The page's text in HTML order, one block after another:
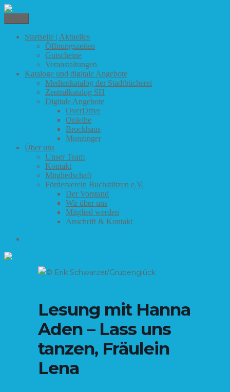
Zum
springen
Stadtbücherei Kappeln
Startseite | Aktuelles
Öffnungszeiten
Gutscheine
Veranstaltungen
Kataloge und digitale Angebote
Medienkatalog der Stadtbücherei
Zentralkatalog SH
Digitale Angebote
OverDrive
Onleihe
Brockhaus
Munzinger
Über uns
Unser Team
Kontakt
Mitgliedschaft
Förderverein Buchstützen e.V.
Der Vorstand
Wir über uns
Mitglied werden
Anschrift & Kontakt
Lesung mit Hanna
Aden – Lass uns
tanzen, Fräulein
Lena